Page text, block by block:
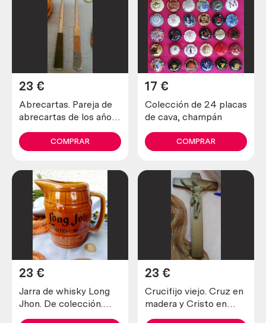
Abrecartas. Pareja de
abrecartas de los años
80
23 €
COMPRAR
Colección de 24 placas
de cava, champán
17 €
COMPRAR
Jarra de whisky Long
Jhon. De colección.
Cerámica.
23 €
Crucifijo viejo. Cruz en
madera y Cristo en
resina.
23 €